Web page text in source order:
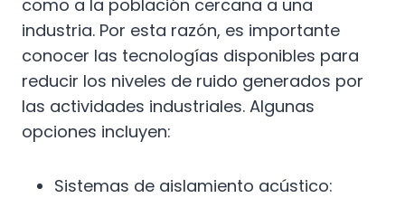
como a la población cercana a una
industria. Por esta razón, es importante
conocer las tecnologías disponibles para
reducir los niveles de ruido generados por
las actividades industriales. Algunas
opciones incluyen:
Sistemas de aislamiento acústico: